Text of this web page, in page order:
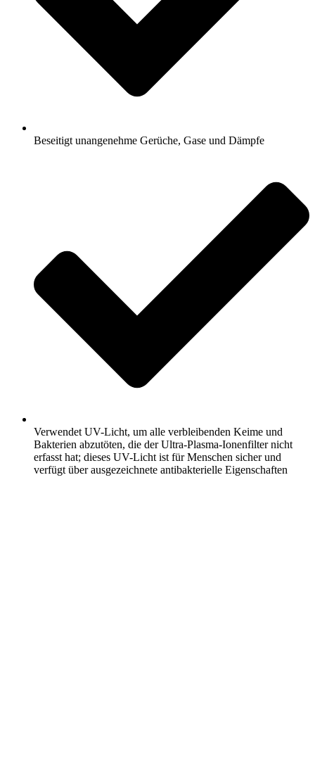
Beseitigt unangenehme Gerüche, Gase und Dämpfe
Verwendet UV-Licht, um alle verbleibenden Keime und
Bakterien abzutöten, die der Ultra-Plasma-Ionenfilter nicht
erfasst hat; dieses UV-Licht ist für Menschen sicher und
verfügt über ausgezeichnete antibakterielle Eigenschaften